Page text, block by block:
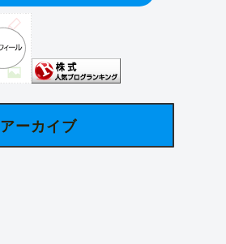
アーカイブ